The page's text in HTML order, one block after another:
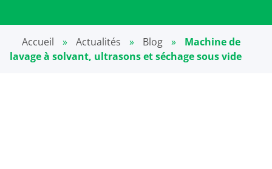
Accueil » Actualités » Blog »
Machine de
lavage à solvant, ultrasons et séchage sous vide